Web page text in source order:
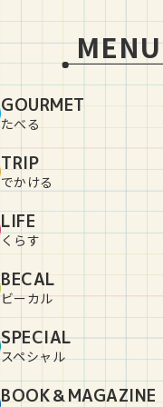
MENU
GOURMET
たべる
TRIP
でかける
LIFE
くらす
BECAL
ビーカル
SPECIAL
スペシャル
BOOK＆MAGAZINE